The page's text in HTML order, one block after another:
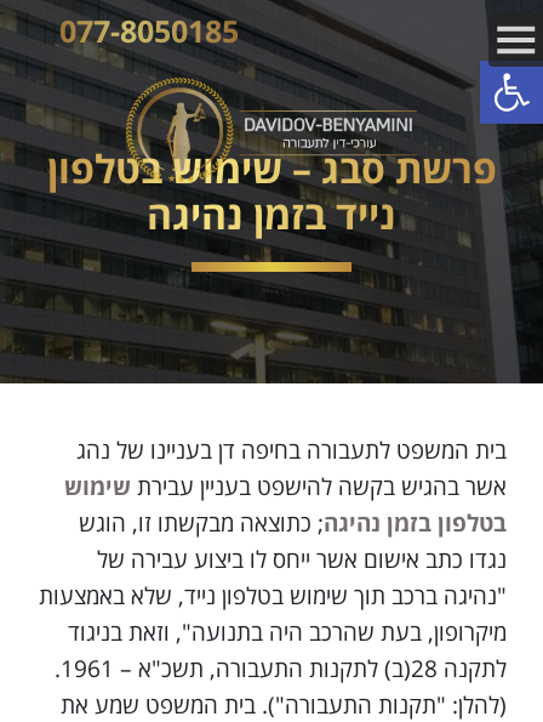
פתח סרגל נגישות
077-8050185
פרשת סבג – שימוש בטלפון
נייד בזמן נהיגה
בית המשפט לתעבורה בחיפה דן בעניינו של נהג
אשר בהגיש בקשה להישפט בעניין עבירת שימוש
בטלפון בזמן נהיגה; כתוצאה מבקשתו זו, הוגש
נגדו כתב אישום אשר ייחס לו ביצוע עבירה של
"נהיגה ברכב תוך שימוש בטלפון נייד, שלא באמצעות
מיקרופון, בעת שהרכב היה בתנועה", וזאת בניגוד
לתקנה 28(ב) לתקנות התעבורה, תשכ"א – 1961.
(להלן: "תקנות התעבורה"). בית המשפט שמע את